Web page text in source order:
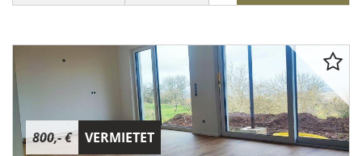
800,- € VERMIETET